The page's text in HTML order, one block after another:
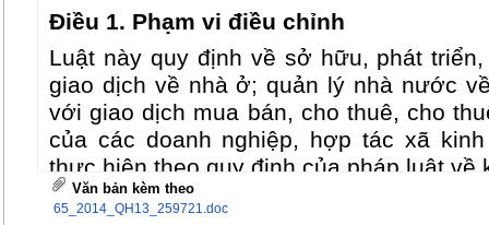
Điều 1. Phạm vi điều chỉnh
Luật này quy định về sở hữu, phát
giao dịch về nhà ở; quản lý nhà nước
với giao dịch mua bán, cho thuê, cho
của các doanh nghiệp, hợp tác xã
thực hiện theo quy định của pháp luật về
Điều 2. Đối tượng áp dụng
Văn bản kèm theo
65_2014_QH13_259721.doc